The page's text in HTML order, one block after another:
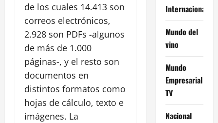
de los cuales 14.413 son
correos electrónicos,
2.928 son PDFs -algunos
de más de 1.000
páginas-, y el resto son
documentos en
distintos formatos como
hojas de cálculo, texto e
imágenes. La
Internacional
Mundo del
vino
Mundo
Empresarial
TV
Nacional